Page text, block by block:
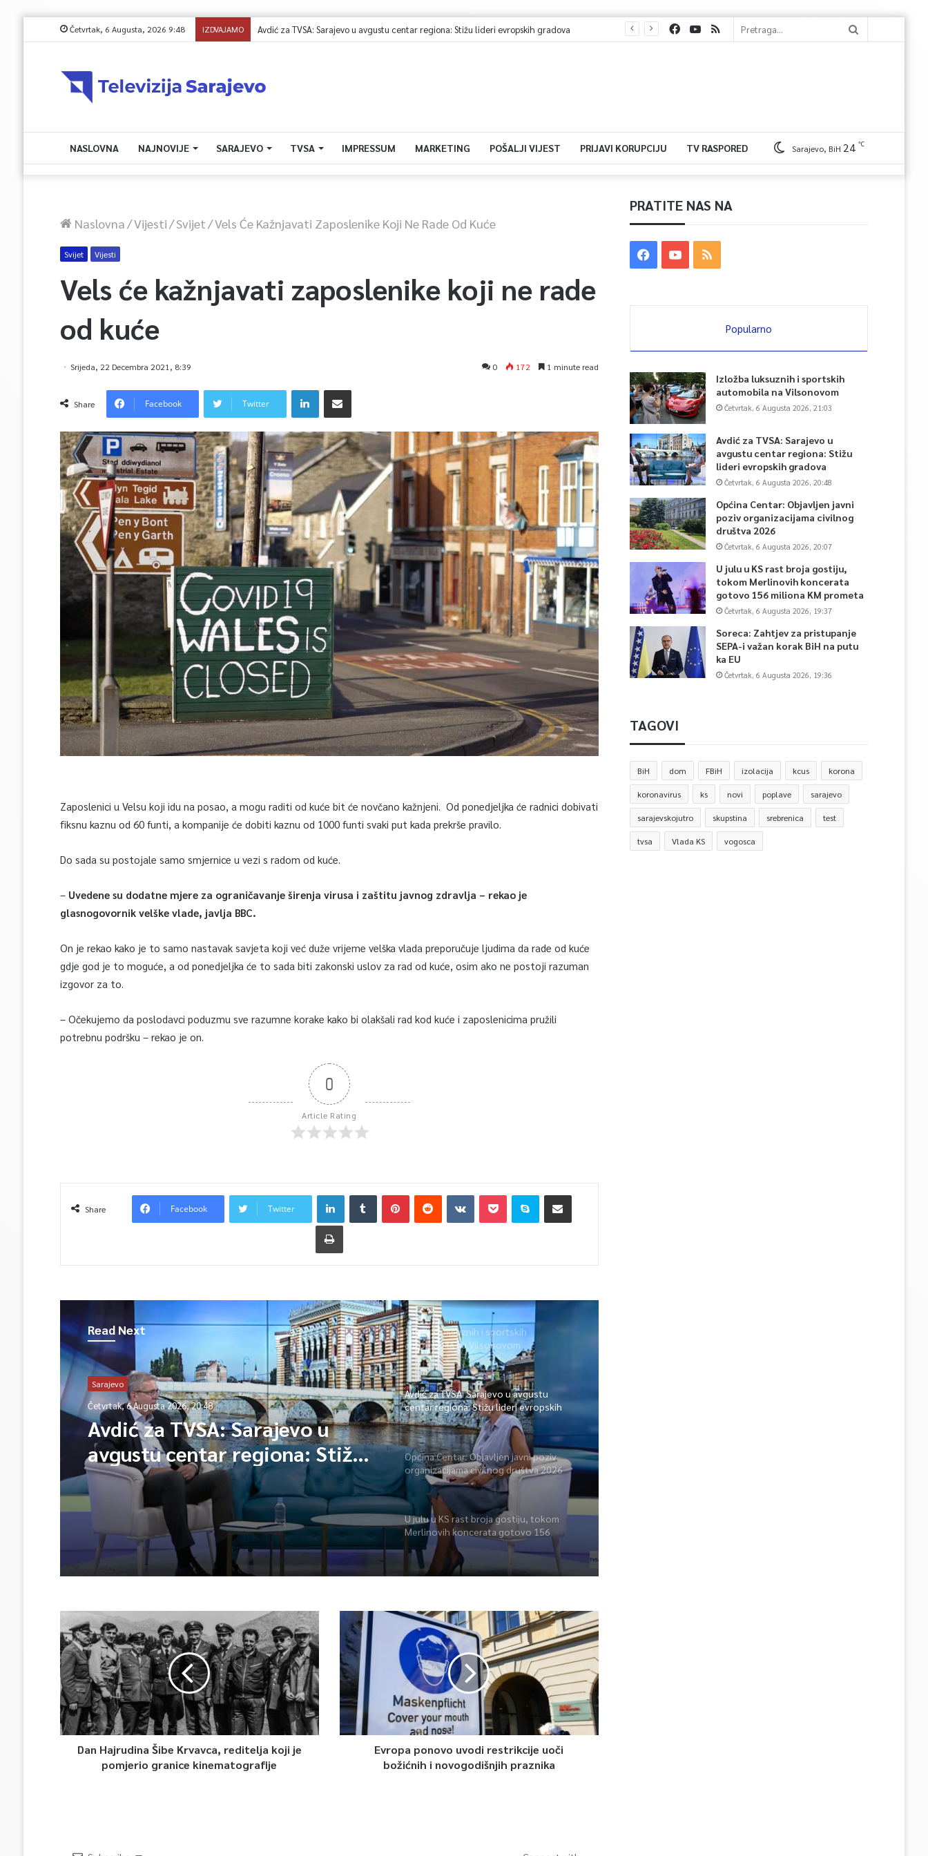
Četvrtak, 6 Augusta, 2026 9:48 IZDVAJAMO Avdić za TVSA: Sarajevo u avgustu centar regiona: Stižu lideri evropskih gradova
NASLOVNA NAJNOVIJE SARAJEVO TVSA IMPRESSUM MARKETING POŠALJI VIJEST PRIJAVI KORUPCIJU TV RASPORED Sarajevo, BiH 24 ℃
Naslovna/Vijesti/Svijet/Vels Će Kažnjavati Zaposlenike Koji Ne Rade Od Kuće
Svijet Vijesti
Vels će kažnjavati zaposlenike koji ne rade
od kuće
Srijeda, 22 Decembra 2021, 8:39 0 172 1 minute read
Share Facebook Twitter
Zaposlenici u Velsu koji idu na posao, a mogu raditi od kuće bit će novčano kažnjeni. Od ponedjeljka će radnici dobivati
fiksnu kaznu od 60 funti, a kompanije će dobiti kaznu od 1000 funti svaki put kada prekrše pravilo.
Do sada su postojale samo smjernice u vezi s radom od kuće.
–Uvedene su dodatne mjere za ograničavanje širenja virusa i zaštitu javnog zdravlja – rekao je
glasnogovornik velške vlade, javlja BBC.
On je rekao kako je to samo nastavak savjeta koji već duže vrijeme velška vlada preporučuje ljudima da rade od kuće
gdje god je to moguće, a od ponedjeljka će to sada biti zakonski uslov za rad od kuće, osim ako ne postoji razuman
izgovor za to.
– Očekujemo da poslodavci poduzmu sve razumne korake kako bi olakšali rad kod kuće i zaposlenicima pružili
potrebnu podršku – rekao je on.
0
Article Rating
Share Facebook Twitter
Read Next
Sarajevo
Četvrtak, 6 Augusta 2026, 20:48
Avdić za TVSA: Sarajevo u
avgustu centar regiona: Stižu
lideri evropskih gradova
Izložba luksuznih i sportskih
automobila na Vilsonovom
Avdić za TVSA: Sarajevo u avgustu
centar regiona: Stižu lideri evropskih
gradova
Općina Centar: Objavljen javni poziv
organizacijama civilnog društva 2026
U julu u KS rast broja gostiju, tokom
Merlinovih koncerata gotovo 156
miliona KM prometa
Dan Hajrudina Šibe Krvavca, reditelja koji je
pomjerio granice kinematografije
Evropa ponovo uvodi restrikcije uoči
božićnih i novogodišnjih praznika
PRATITE NAS NA
Popularno
Izložba luksuznih i sportskih
automobila na Vilsonovom
Četvrtak, 6 Augusta 2026, 21:03
Avdić za TVSA: Sarajevo u
avgustu centar regiona: Stižu
lideri evropskih gradova
Četvrtak, 6 Augusta 2026, 20:48
Općina Centar: Objavljen javni
poziv organizacijama civilnog
društva 2026
Četvrtak, 6 Augusta 2026, 20:07
U julu u KS rast broja gostiju,
tokom Merlinovih koncerata
gotovo 156 miliona KM prometa
Četvrtak, 6 Augusta 2026, 19:37
Soreca: Zahtjev za pristupanje
SEPA-i važan korak BiH na putu
ka EU
Četvrtak, 6 Augusta 2026, 19:36
TAGOVI
BiH dom FBiH izolacija kcus korona
koronavirus ks novi poplave sarajevo
sarajevskojutro skupstina srebrenica test
tvsa Vlada KS vogosca